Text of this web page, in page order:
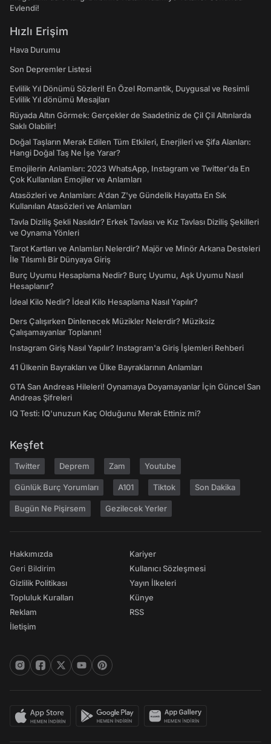
Evlendi!
Hızlı Erişim
Hava Durumu
Son Depremler Listesi
Evlilik Yıl Dönümü Sözleri! En Özel Romantik, Duygusal ve Resimli
Evlilik Yıl dönümü Mesajları
Rüyada Altın Görmek: Gerçekler de Saadetiniz de Çil Çil Altınlarda
Saklı Olabilir!
Doğal Taşların Merak Edilen Tüm Etkileri, Enerjileri ve Şifa Alanları:
Hangi Doğal Taş Ne İşe Yarar?
Emojilerin Anlamları: 2023 WhatsApp, Instagram ve Twitter'da En
Çok Kullanılan Emojiler ve Anlamları
Atasözleri ve Anlamları: A'dan Z'ye Gündelik Hayatta En Sık
Kullanılan Atasözleri ve Anlamları
Tavla Diziliş Şekli Nasıldır? Erkek Tavlası ve Kız Tavlası Diziliş Şekilleri
ve Oynama Yönleri
Tarot Kartları ve Anlamları Nelerdir? Majör ve Minör Arkana Desteleri
İle Tılsımlı Bir Dünyaya Giriş
Burç Uyumu Hesaplama Nedir? Burç Uyumu, Aşk Uyumu Nasıl
Hesaplanır?
İdeal Kilo Nedir? İdeal Kilo Hesaplama Nasıl Yapılır?
Ders Çalışırken Dinlenecek Müzikler Nelerdir? Müziksiz
Çalışamayanlar Toplanın!
Instagram Giriş Nasıl Yapılır? Instagram'a Giriş İşlemleri Rehberi
41 Ülkenin Bayrakları ve Ülke Bayraklarının Anlamları
GTA San Andreas Hileleri! Oynamaya Doyamayanlar İçin Güncel San
Andreas Şifreleri
IQ Testi: IQ'unuzun Kaç Olduğunu Merak Ettiniz mi?
Keşfet
Twitter Deprem Zam Youtube
Günlük Burç Yorumları A101 Tiktok Son Dakika
Bugün Ne Pişirsem Gezilecek Yerler
Hakkımızda
Geri Bildirim
Gizlilik Politikası
Topluluk Kuralları
Reklam
İletişim
Kariyer
Kullanıcı Sözleşmesi
Yayın İlkeleri
Künye
RSS